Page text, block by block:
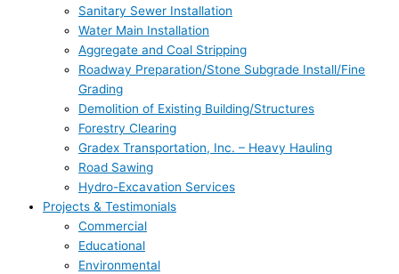
Sanitary Sewer Installation
Water Main Installation
Aggregate and Coal Stripping
Roadway Preparation/Stone Subgrade Install/Fine
Grading
Demolition of Existing Building/Structures
Forestry Clearing
Gradex Transportation, Inc. – Heavy Hauling
Road Sawing
Hydro-Excavation Services
Projects & Testimonials
Commercial
Educational
Environmental